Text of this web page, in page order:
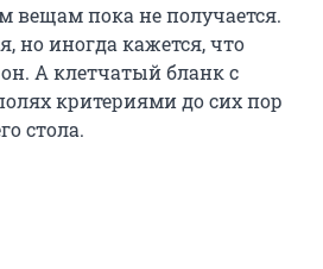
вещам пока не получается.
но иногда кажется, что
А клетчатый бланк с
критериями до сих пор
стола.